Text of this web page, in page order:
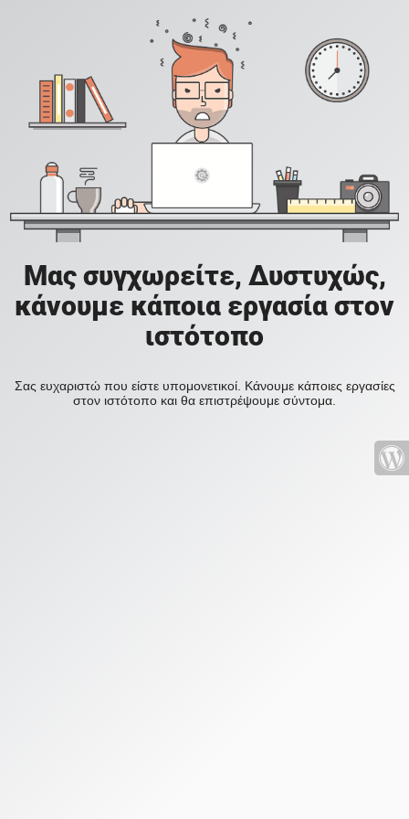
Μας συγχωρείτε, Δυστυχώς,
κάνουμε κάποια εργασία στον
ιστότοπο
Σας ευχαριστώ που είστε υπομονετικοί. Κάνουμε κάποιες εργασίες
στον ιστότοπο και θα επιστρέψουμε σύντομα.